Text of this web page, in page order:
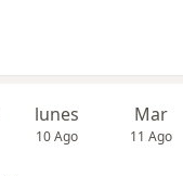
lunes
10 Ago
Mar
11 Ago